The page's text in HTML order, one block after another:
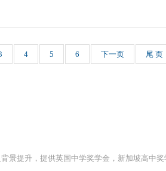
4 5 6 下一页 尾 页
景提升，提供英国中学奖学金，新加坡高中